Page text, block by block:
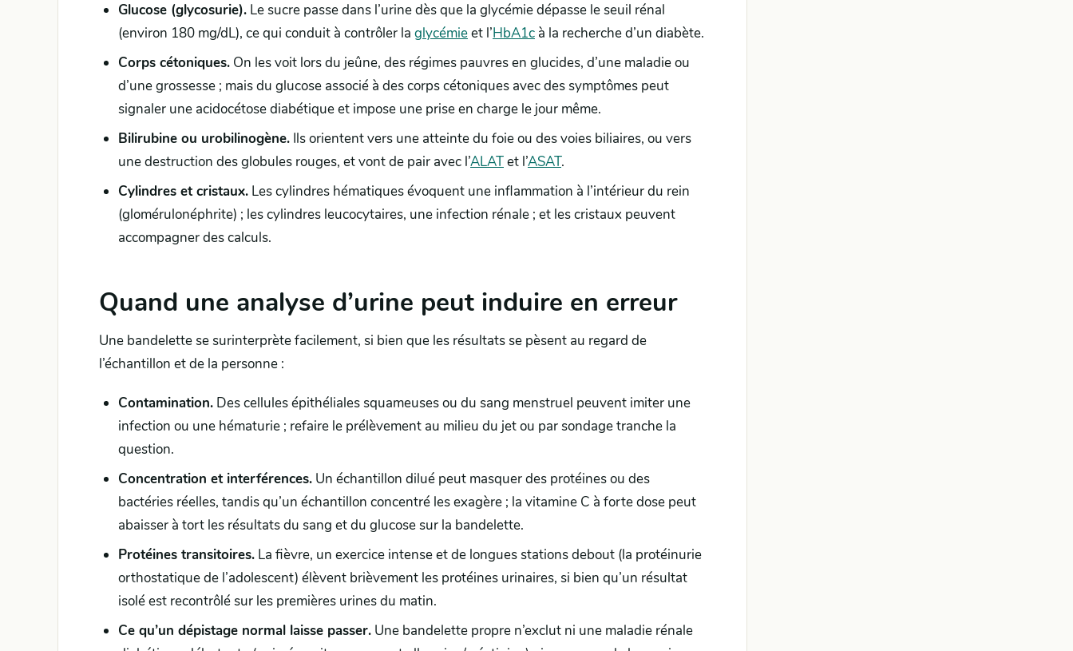
Glucose (glycosurie). Le sucre passe dans l’urine dès que la glycémie dépasse le seuil rénal
(environ 180 mg/dL), ce qui conduit à contrôler la glycémieet l’HbA1c à la recherche d’un diabète.
Corps cétoniques. On les voit lors du jeûne, des régimes pauvres en glucides, d’une maladie ou
d’une grossesse ; mais du glucose associé à des corps cétoniques avec des symptômes peut
signaler une acidocétose diabétique et impose une prise en charge le jour même.
Bilirubine ou urobilinogène. Ils orientent vers une atteinte du foie ou des voies biliaires, ou vers
une destruction des globules rouges, et vont de pair avec l’ALATet l’ASAT.
Cylindres et cristaux. Les cylindres hématiques évoquent une inflammation à l’intérieur du rein
(glomérulonéphrite) ; les cylindres leucocytaires, une infection rénale ; et les cristaux peuvent
accompagner des calculs.
Quand une analyse d’urine peut induire en erreur
Une bandelette se surinterprète facilement, si bien que les résultats se pèsent au regard de
l’échantillon et de la personne :
Contamination. Des cellules épithéliales squameuses ou du sang menstruel peuvent imiter une
infection ou une hématurie ; refaire le prélèvement au milieu du jet ou par sondage tranche la
question.
Concentration et interférences. Un échantillon dilué peut masquer des protéines ou des
bactéries réelles, tandis qu’un échantillon concentré les exagère ; la vitamine C à forte dose peut
abaisser à tort les résultats du sang et du glucose sur la bandelette.
Protéines transitoires. La fièvre, un exercice intense et de longues stations debout (la protéinurie
orthostatique de l’adolescent) élèvent brièvement les protéines urinaires, si bien qu’un résultat
isolé est recontrôlé sur les premières urines du matin.
Ce qu’un dépistage normal laisse passer. Une bandelette propre n’exclut ni une maladie rénale